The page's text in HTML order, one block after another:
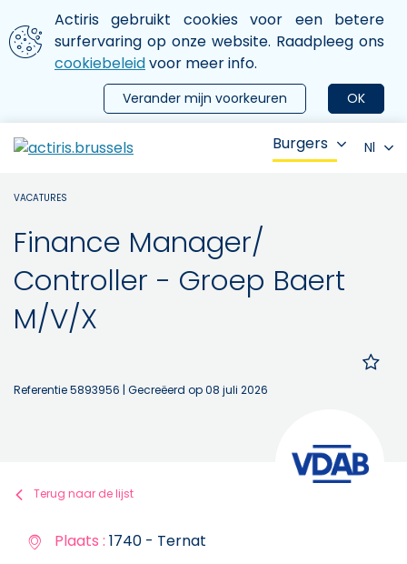
Aller au contenu principal
We gebruiken cookies
Actiris gebruikt cookies voor een betere
surfervaring op onze website. Raadpleeg ons
cookiebeleidvoor meer info.
OK
Verander mijn voorkeuren
le menu
Burgers Nl
VACATURES
Finance Manager/
Controller - Groep Baert
M/V/X
Referentie 5893956 | Gecreëerd op 08 juli 2026
Terug naar de lijst
Plaats : 1740 - Ternat